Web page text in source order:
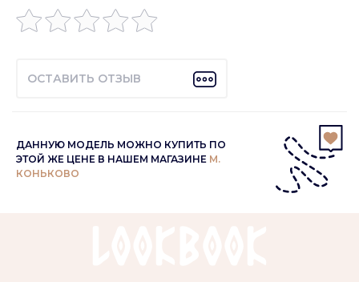
ОСТАВИТЬ ОТЗЫВ
ДАННУЮ МОДЕЛЬ МОЖНО КУПИТЬ ПО
ЭТОЙ ЖЕ ЦЕНЕ В НАШЕМ МАГАЗИНЕ М.
КОНЬКОВО